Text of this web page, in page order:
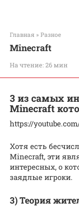
Главная » Разное
Minecraft
На чтение: 26 мин
3 из самых
Minecraft
https://
Хотя есть
Minecraft, эти
интересных, о
заядлые игроки.
3) Теория